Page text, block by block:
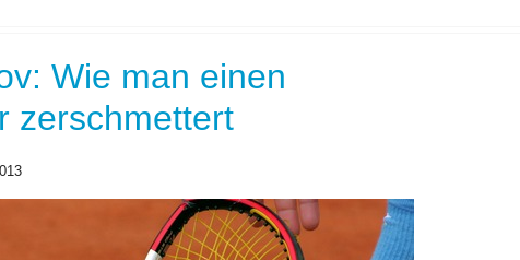
Wie man einen
zerschmettert